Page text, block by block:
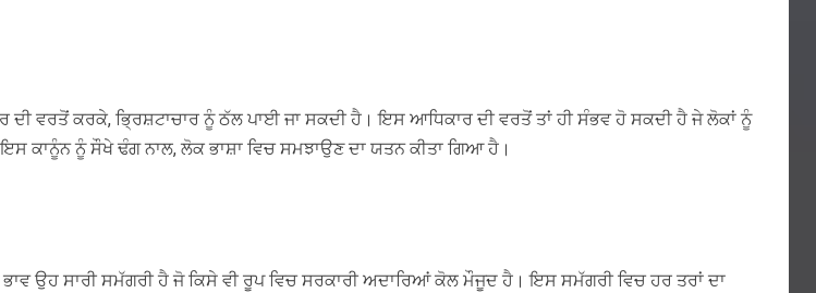
ਵਰਤੋਂ ਕਰਕੇ, ਭ੍ਰਿਸ਼ਟਾਚਾਰ ਨੂੰ ਠੱਲ ਪਾਈ ਜਾ ਸਕਦੀ ਹੈ। ਇਸ ਆਧਿਕਾਰ ਦੀ ਵਰਤੋਂ ਤਾਂ ਹੀ ਸੰਭਵ ਹੋ ਸਕਦੀ ਹੈ ਜੇ ਲੋਕਾਂ ਨੂੰ
ਕਾਨੂੰਨ ਨੂੰ ਸੌਖੇ ਢੰਗ ਨਾਲ, ਲੋਕ ਭਾਸ਼ਾ ਵਿਚ ਸਮਝਾਉਣ ਦਾ ਯਤਨ ਕੀਤਾ ਗਿਆ ਹੈ।
ਉਹ ਸਾਰੀ ਸਮੱਗਰੀ ਹੈ ਜੋ ਕਿਸੇ ਵੀ ਰੂਪ ਵਿਚ ਸਰਕਾਰੀ ਅਦਾਰਿਆਂ ਕੋਲ ਮੌਜੂਦ ਹੈ। ਇਸ ਸਮੱਗਰੀ ਵਿਚ ਹਰ ਤਰਾਂ ਦਾ